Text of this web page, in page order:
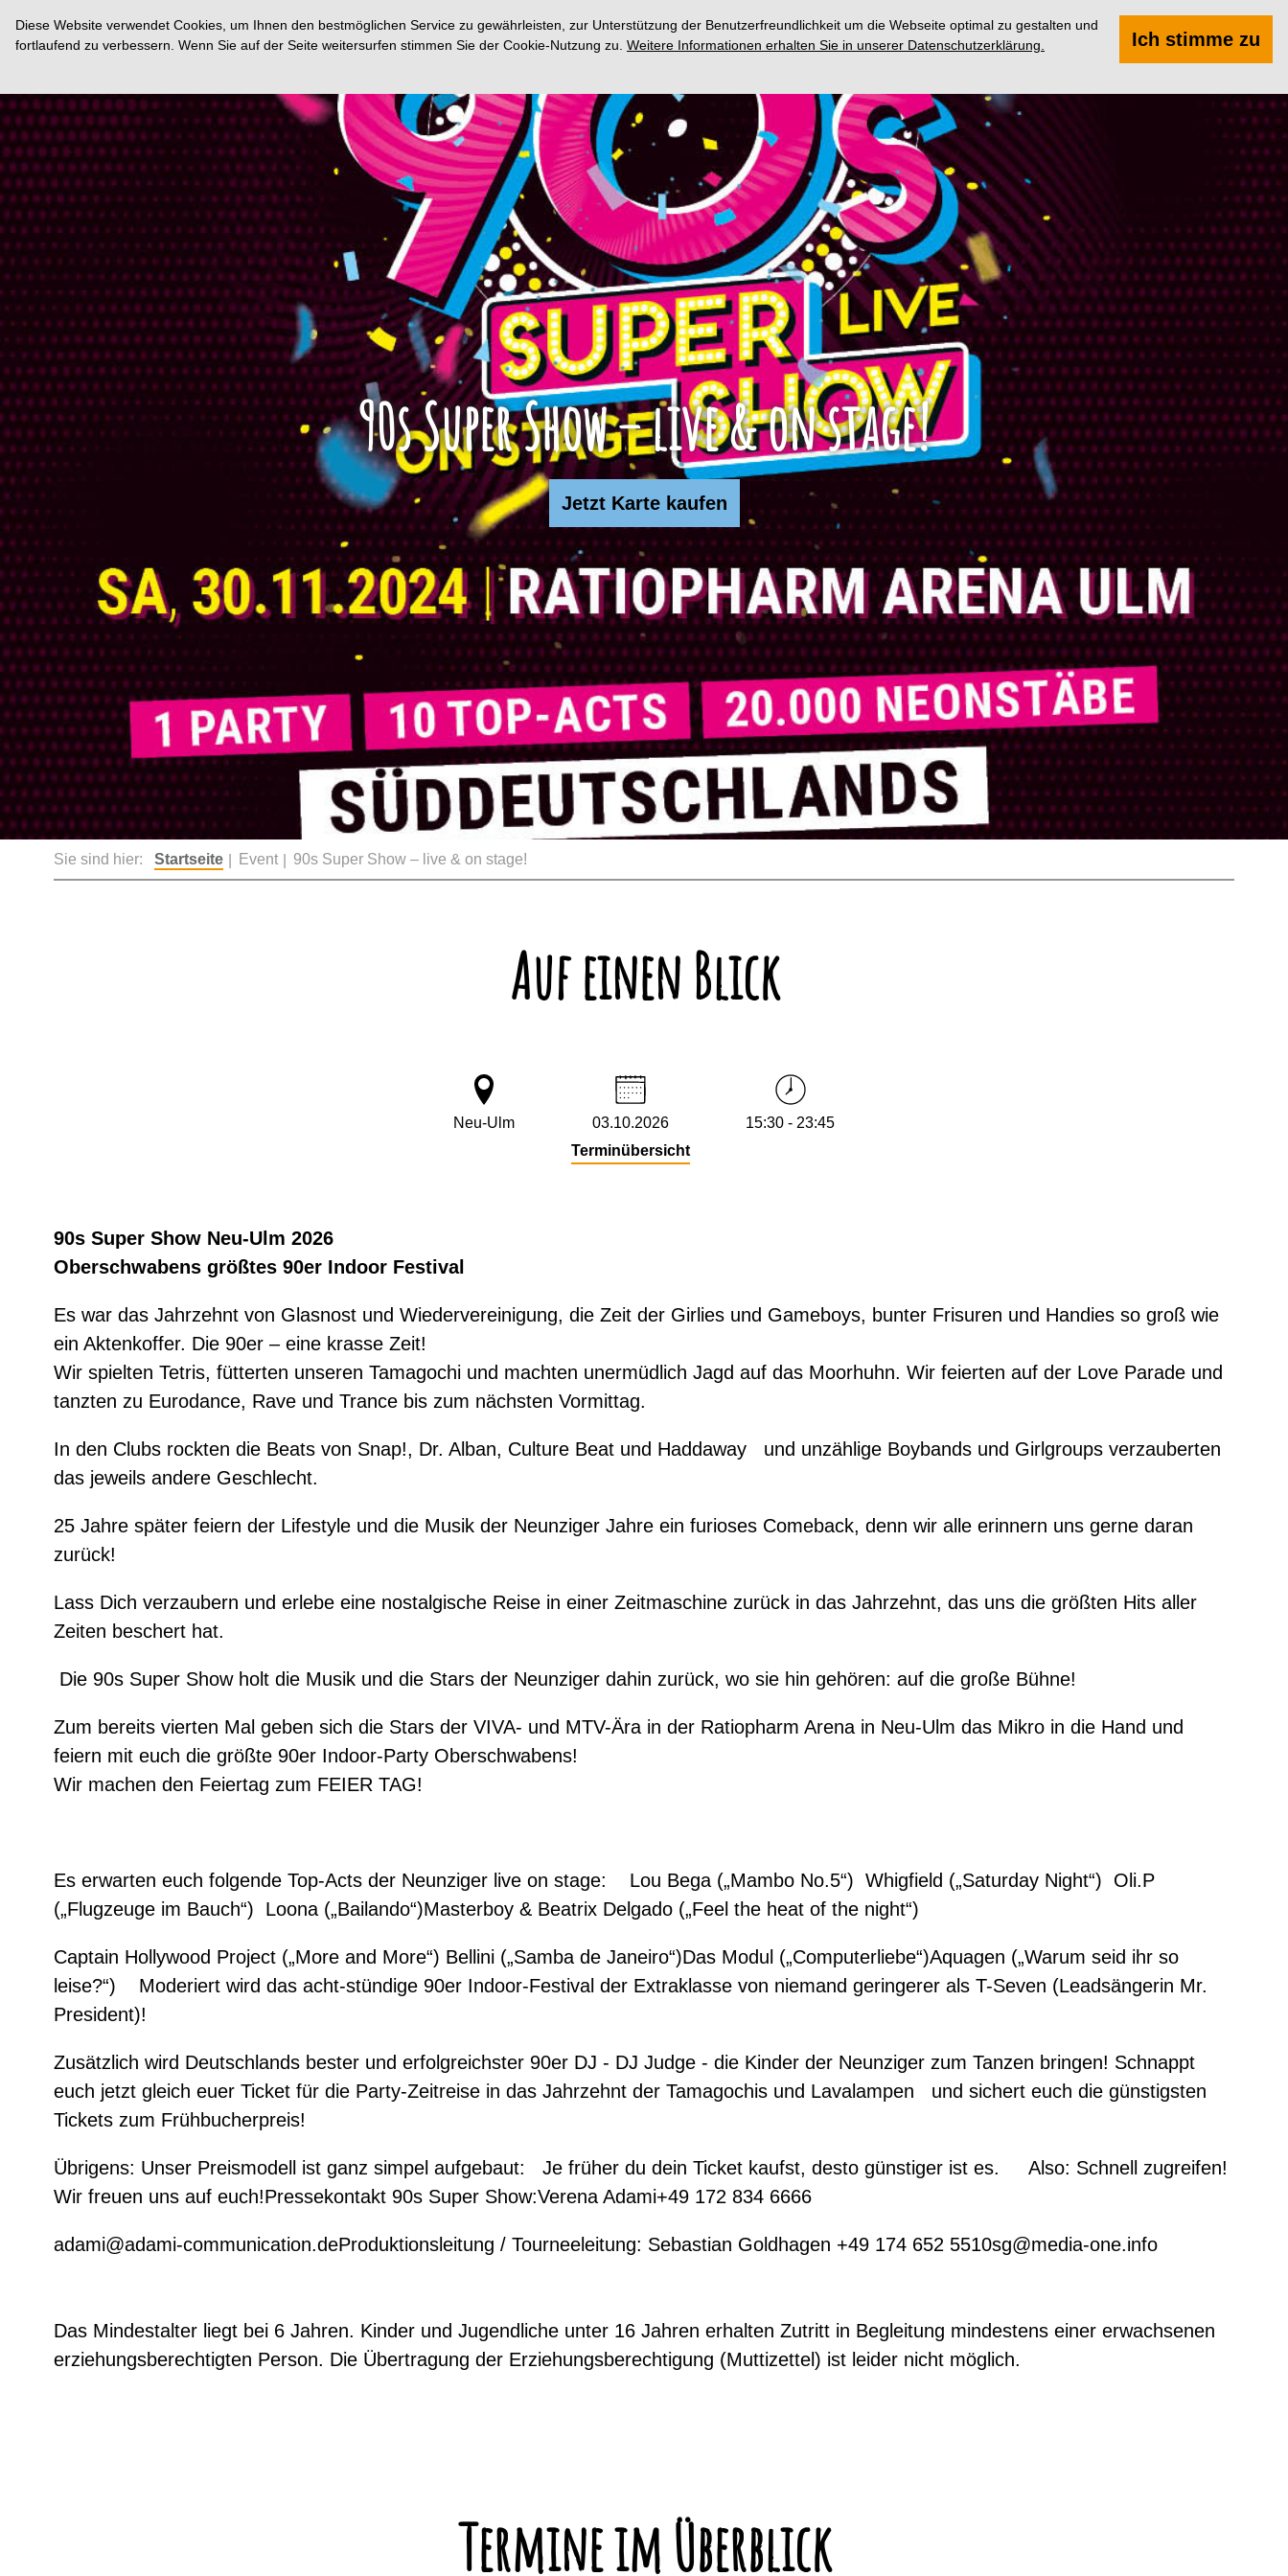
Diese Website verwendet Cookies, um Ihnen den bestmöglichen Service zu gewährleisten, zur Unterstützung der Benutzerfreundlichkeit um die Webseite optimal zu gestalten und
fortlaufend zu verbessern. Wenn Sie auf der Seite weitersurfen stimmen Sie der Cookie-Nutzung zu. Weitere Informationen erhalten Sie in unserer Datenschutzerklärung. Ich stimme zu
Suchen
90s Super Show – live & on stage!
Jetzt Karte kaufen
Sie sind hier: Startseite Event 90s Super Show – live & on stage!
Auf einen Blick
Neu-Ulm 03.10.2026
Terminübersicht
15:30 - 23:45
90s Super Show Neu-Ulm 2026
Oberschwabens größtes 90er Indoor Festival
Es war das Jahrzehnt von Glasnost und Wiedervereinigung, die Zeit der Girlies und Gameboys, bunter Frisuren und Handies so groß wie
ein Aktenkoffer. Die 90er – eine krasse Zeit!
Wir spielten Tetris, fütterten unseren Tamagochi und machten unermüdlich Jagd auf das Moorhuhn. Wir feierten auf der Love Parade und
tanzten zu Eurodance, Rave und Trance bis zum nächsten Vormittag.
In den Clubs rockten die Beats von Snap!, Dr. Alban, Culture Beat und Haddaway und unzählige Boybands und Girlgroups verzauberten
das jeweils andere Geschlecht.
25 Jahre später feiern der Lifestyle und die Musik der Neunziger Jahre ein furioses Comeback, denn wir alle erinnern uns gerne daran
zurück!
Lass Dich verzaubern und erlebe eine nostalgische Reise in einer Zeitmaschine zurück in das Jahrzehnt, das uns die größten Hits aller
Zeiten beschert hat.
Die 90s Super Show holt die Musik und die Stars der Neunziger dahin zurück, wo sie hin gehören: auf die große Bühne!
Zum bereits vierten Mal geben sich die Stars der VIVA- und MTV-Ära in der Ratiopharm Arena in Neu-Ulm das Mikro in die Hand und
feiern mit euch die größte 90er Indoor-Party Oberschwabens!
Wir machen den Feiertag zum FEIER TAG!
Es erwarten euch folgende Top-Acts der Neunziger live on stage: Lou Bega („Mambo No.5“) Whigfield („Saturday Night“) Oli.P
(„Flugzeuge im Bauch“) Loona („Bailando“)Masterboy & Beatrix Delgado („Feel the heat of the night“)
Captain Hollywood Project („More and More“) Bellini („Samba de Janeiro“)Das Modul („Computerliebe“)Aquagen („Warum seid ihr so
leise?“) Moderiert wird das acht-stündige 90er Indoor-Festival der Extraklasse von niemand geringerer als T-Seven (Leadsängerin Mr.
President)!
Zusätzlich wird Deutschlands bester und erfolgreichster 90er DJ - DJ Judge - die Kinder der Neunziger zum Tanzen bringen! Schnappt
euch jetzt gleich euer Ticket für die Party-Zeitreise in das Jahrzehnt der Tamagochis und Lavalampen und sichert euch die günstigsten
Tickets zum Frühbucherpreis!
Übrigens: Unser Preismodell ist ganz simpel aufgebaut: Je früher du dein Ticket kaufst, desto günstiger ist es. Also: Schnell zugreifen!
Wir freuen uns auf euch!Pressekontakt 90s Super Show:Verena Adami+49 172 834 6666
adami@adami-communication.deProduktionsleitung / Tourneeleitung: Sebastian Goldhagen +49 174 652 5510sg@media-one.info
Das Mindestalter liegt bei 6 Jahren. Kinder und Jugendliche unter 16 Jahren erhalten Zutritt in Begleitung mindestens einer erwachsenen
erziehungsberechtigten Person. Die Übertragung der Erziehungsberechtigung (Muttizettel) ist leider nicht möglich.
Termine im Überblick